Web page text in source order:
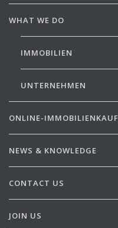
WHAT WE DO
IMMOBILIEN
UNTERNEHMEN
ONLINE-IMMOBILIENKAUF
NEWS & KNOWLEDGE
CONTACT US
JOIN US